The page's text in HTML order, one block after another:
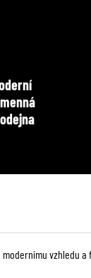
modernímu vzhledu